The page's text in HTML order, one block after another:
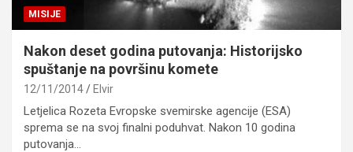
MISIJE
Nakon deset godina putovanja: Historijsko
spuštanje na površinu komete
12/11/2014 Elvir
Letjelica Rozeta Evropske svemirske agencije (ESA)
sprema se na svoj finalni poduhvat. Nakon 10 godina
putovanja…